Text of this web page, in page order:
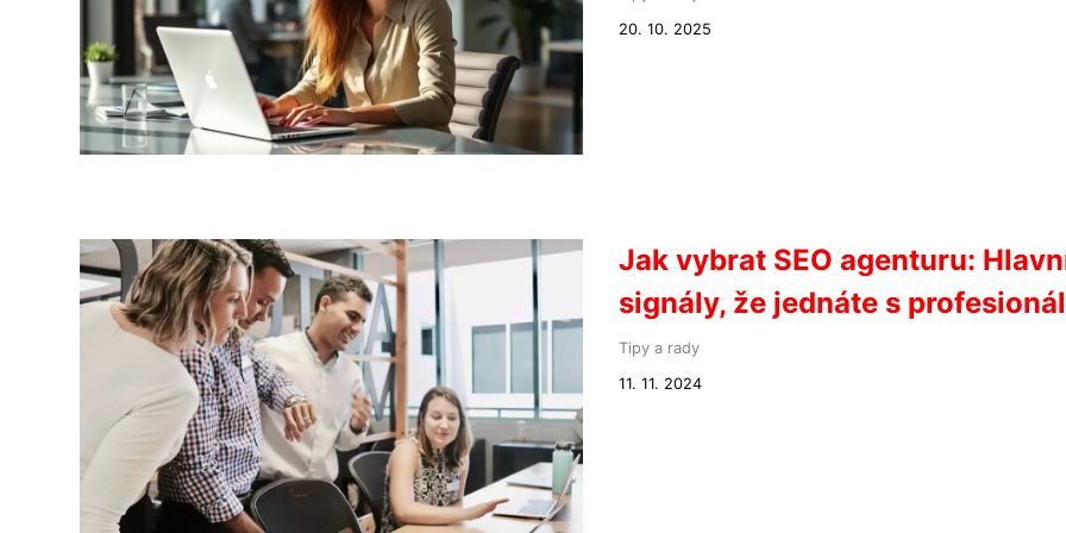
20. 10. 2025
Jak vybrat SEO agenturu:
signály, že jednáte s
Tipy a rady
11. 11. 2024